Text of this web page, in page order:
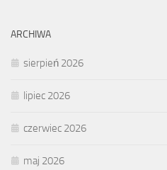
ARCHIWA
sierpień 2026
lipiec 2026
czerwiec 2026
maj 2026